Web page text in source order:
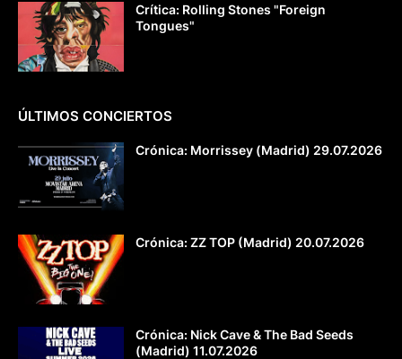
Crítica: Rolling Stones "Foreign
Tongues"
ÚLTIMOS CONCIERTOS
Crónica: Morrissey (Madrid) 29.07.2026
Crónica: ZZ TOP (Madrid) 20.07.2026
Crónica: Nick Cave & The Bad Seeds
(Madrid) 11.07.2026